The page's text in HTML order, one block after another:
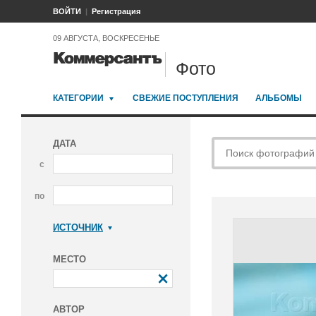
ВОЙТИ Регистрация
09 АВГУСТА, ВОСКРЕСЕНЬЕ
Фото
КАТЕГОРИИ СВЕЖИЕ ПОСТУПЛЕНИЯ АЛЬБОМЫ
ДАТА
с
по
ИСТОЧНИК
МЕСТО
АВТОР